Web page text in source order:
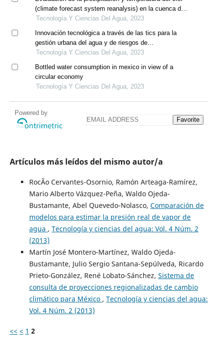
(climate forecast system reanalysis) en la cuenca del
río mayo
Tecnología Y Ciencias Del Agua, 2023
Innovación tecnológica a través de las tics para la
gestión urbana del agua y de riesgos de
precipitaciones extremas
Tecnología Y Ciencias Del Agua, 2023
Bottled water consumption in mexico in view of a
circular economy
Tecnología Y Ciencias Del Agua, 2023
Powered by
Favorite
Artículos más leídos del mismo autor/a
RocÃ­o Cervantes-Osornio, Ramón Arteaga-Ramírez,
Mario Alberto Vázquez-Peña, Waldo Ojeda-
Bustamante, Abel Quevedo-Nolasco, Comparación de
modelos para estimar la presión real de vapor de
agua , Tecnología y ciencias del agua: Vol. 4 Núm. 2
(2013)
Martín José Montero-Martínez, Waldo Ojeda-
Bustamante, Julio Sergio Santana-Sepúlveda, Ricardo
Prieto-González, René Lobato-Sánchez, Sistema de
consulta de proyecciones regionalizadas de cambio
climático para México , Tecnología y ciencias del agua:
Vol. 4 Núm. 2 (2013)
<< < 1 2